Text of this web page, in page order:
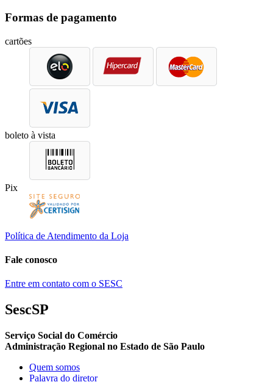
Formas de pagamento
cartões
boleto à vista
Pix
Política de Atendimento da Loja
Fale conosco
Entre em contato com o SESC
SescSP
Serviço Social do Comércio
Administração Regional no Estado de São Paulo
Quem somos
Palavra do diretor